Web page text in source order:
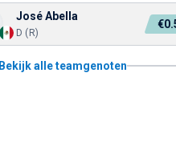
José Abella
D (R)
Bekijk alle teamgenoten